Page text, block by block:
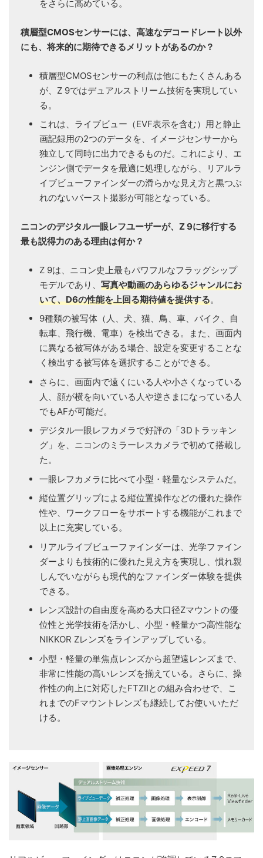
をさらに高めている。
積層型CMOSセンサーには、高速なデコードレート以外
にも、将来的に期待できるメリットがあるのか？
積層型CMOSセンサーの利点は他にもたくさんある
が、Z 9ではデュアルストリーム技術を実現してい
る。
これは、ライブビュー（EVF表示を含む）用と静止
画記録用の2つのデータを、イメージセンサーから
独立して同時に出力できるものだ。これにより、エ
ンジン側でデータを最適に処理しながら、リアルラ
イブビューファインダーの滑らかな見え方と黒つぶ
れのないバースト撮影が可能となっている。
ニコンのデジタル一眼レフユーザーが、Z 9に移行する
最も説得力のある理由は何か？
Z 9は、ニコン史上最もパワフルなフラッグシップ
モデルであり、 写真や動画のあらゆるジャンルにお
いて、D6の性能を上回る期待値を提供する。
9種類の被写体（人、犬、猫、鳥、車、バイク、自
転車、飛行機、電車）を検出できる。また、画面内
に異なる被写体がある場合、設定を変更することな
く検出する被写体を選択することができる。
さらに、画面内で遠くにいる人や小さくなっている
人、顔が横を向いている人や逆さまになっている人
でもAFが可能だ。
デジタル一眼レフカメラで好評の「3Dトラッキン
グ」を、ニコンのミラーレスカメラで初めて搭載し
た。
一眼レフカメラに比べて小型・軽量なシステムだ。
縦位置グリップによる縦位置操作などの優れた操作
性や、ワークフローをサポートする機能がこれまで
以上に充実している。
リアルライブビューファインダーは、光学ファイン
ダーよりも技術的に優れた見え方を実現し、慣れ親
しんでいながらも現代的なファインダー体験を提供
できる。
レンズ設計の自由度を高める大口径Zマウントの優
位性と光学技術を活かし、小型・軽量かつ高性能な
NIKKOR Zレンズをラインアップしている。
小型・軽量の単焦点レンズから超望遠レンズまで、
非常に性能の高いレンズを揃えている。さらに、操
作性の向上に対応したFTZIIとの組み合わせで、こ
れまでのFマウントレンズも継続してお使いいただ
ける。